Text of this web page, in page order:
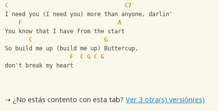
C
C7
I need you (I need you) more than anyone, darlin'
F
A
You know that I have from the start
C
G
So build me up (build me up) Buttercup,
F
C G C G
don't break my heart
⇢ ¿No estás contento con esta tab? Ver 3 otra(s) versión(es)